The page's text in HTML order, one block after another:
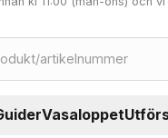
Vasaloppet